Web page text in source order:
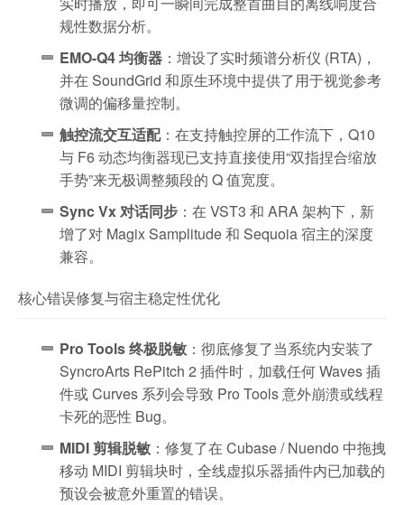
规性数据分析。
EMO-Q4 均衡器 ：增设了实时频谱分析仪 (RTA)，
并在 SoundGrid 和原生环境中提供了用于视觉参考
微调的偏移量控制。
触控流交互适配：在支持触控屏的工作流下，Q10
与 F6 动态均衡器现已支持直接使用“双指捏合缩放
手势”来无极调整频段的 Q 值宽度。
Sync Vx 对话同步 ：在 VST3 和 ARA 架构下，新
增了对 Magix Samplitude 和 Sequoia 宿主的深度
兼容。
核心错误修复与宿主稳定性优化
Pro Tools 终极脱敏 ：彻底修复了当系统内安装了
SyncroArts RePitch 2 插件时，加载任何 Waves 插
件或 Curves 系列会导致 Pro Tools 意外崩溃或线程
卡死的恶性 Bug。
MIDI 剪辑脱敏 ：修复了在 Cubase / Nuendo 中拖拽
移动 MIDI 剪辑块时，全线虚拟乐器插件内已加载的
预设会被意外重置的错误。